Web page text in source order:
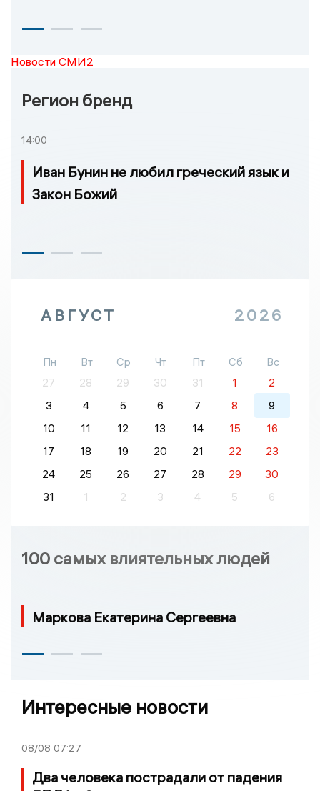
Новости СМИ2
Регион бренд
14:00
Иван Бунин не любил греческий язык и
Закон Божий
АВГУСТ 2026
Пн Вт Ср Чт Пт Сб
Вс
27
28 29 30 31 1
2
3
4 5 6 7 8
9
10
11 12 13 14 15
16
17
18 19 20 21 22
23
24
25 26 27 28 29
30
31
1 2 3 4 5 6
100 самых влиятельных людей
Маркова Екатерина Сергеевна
Интересные новости
08/08 07:27
Два человека пострадали от падения